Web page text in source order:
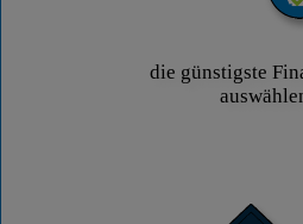
die günstigste